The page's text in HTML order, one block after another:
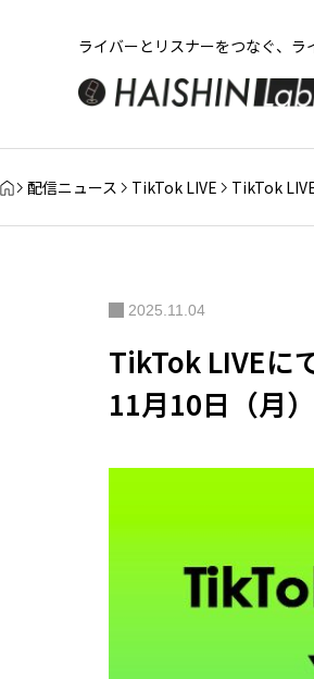
ライバーとリスナーをつなぐ、ラ
配信ニュース TikTok LIVE TikTok
2025.11.04
TikTok LIVEに
11月10日（月